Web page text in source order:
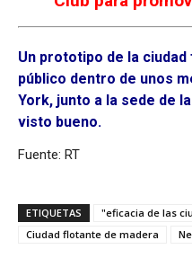
Un prototipo de la
público dentro de unos
York, junto a la sede de
visto bueno.
Fuente: RT
ETIQUETAS
"eficacia de las
Ciudad flotante de madera